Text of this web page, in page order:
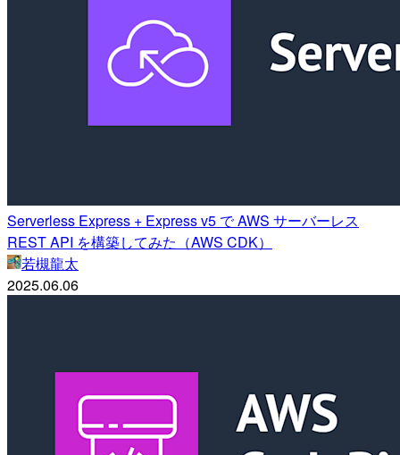
Serverless Express + Express v5 で AWS サーバーレス
REST API を構築してみた（AWS CDK）
若槻龍太
2025.06.06